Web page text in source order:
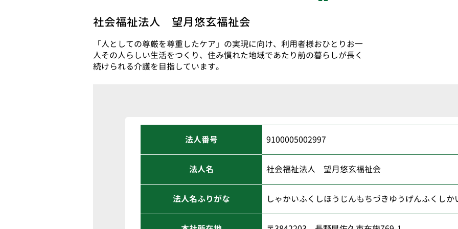
社会福祉法人 望月悠玄福祉会
「人としての尊厳を尊重したケア」の実現に向け、利用者様おひとりお一
人その人らしい生活をつくり、住み慣れた地域であたり前の暮らしが長く
続けられる介護を目指しています。
法人番号 9100005002997
法人名 社会福祉法人 望月悠玄福祉会
法人名ふりがな しゃかいふくしほうじんもちづきゆうげんふくしか